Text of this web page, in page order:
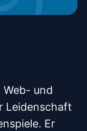
und
Leidenschaft
Er